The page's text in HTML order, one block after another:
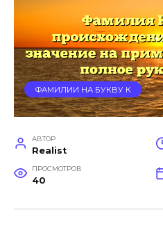
ФАМИЛИИ НА БУКВУ К
АВТОР
Realist
ПРОСМОТРОВ
40